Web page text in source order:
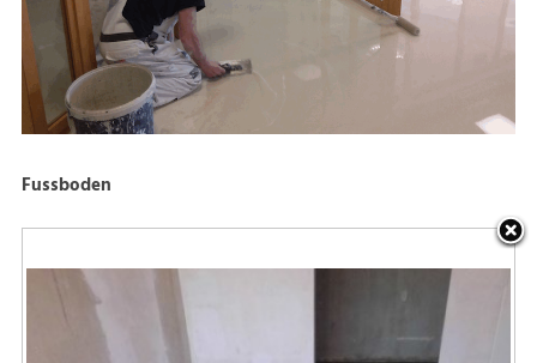
Fussboden